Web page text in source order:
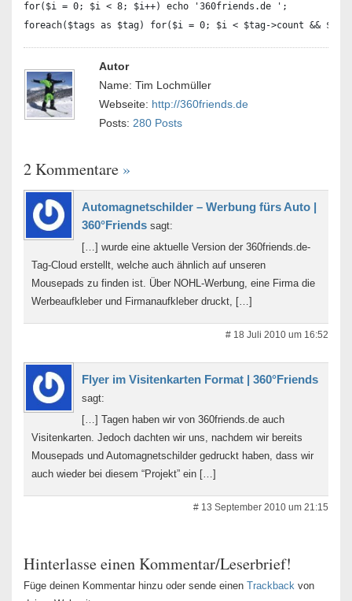
for($i = 0; $i < 8; $i++) echo '360friends.de ';
Autor
Name: Tim Lochmüller
Webseite: http://360friends.de
Posts: 280 Posts
2 Kommentare »
Automagnetschilder – Werbung fürs Auto |
360°Friends sagt:
[…] wurde eine aktuelle Version der 360friends.de-
Tag-Cloud erstellt, welche auch ähnlich auf unseren
Mousepads zu finden ist. Über NOHL-Werbung, eine Firma die
Werbeaufkleber und Firmanaufkleber druckt, […]
# 18 Juli 2010 um 16:52
Flyer im Visitenkarten Format | 360°Friends
sagt:
[…] Tagen haben wir von 360friends.de auch
Visitenkarten. Jedoch dachten wir uns, nachdem wir bereits
Mousepads und Automagnetschilder gedruckt haben, dass wir
auch wieder bei diesem “Projekt” ein […]
# 13 September 2010 um 21:15
Hinterlasse einen Kommentar/Leserbrief!
Füge deinen Kommentar hinzu oder sende einen Trackback von